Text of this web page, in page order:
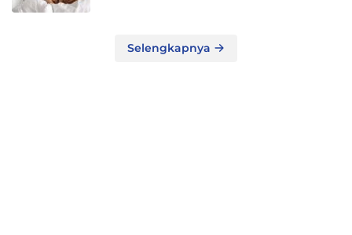
Selengkapnya